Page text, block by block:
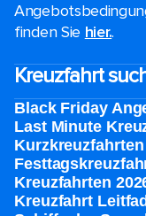
finden Sie hier..
Kreuzfahrt
Black Friday
Last Minute
Kurzkreuzfahrten​
Kreuzfahrten
Kreuzfahrt